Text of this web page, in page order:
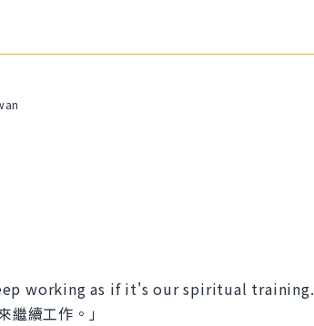
working as if it's our spiritual training.
繼續工作。」